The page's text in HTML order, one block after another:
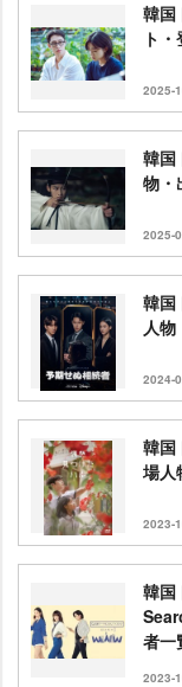
韓国
ト
2025-
韓国
物・
2025-
韓国
人
2024-
韓国
場人
2023-
韓国
者一
2023-